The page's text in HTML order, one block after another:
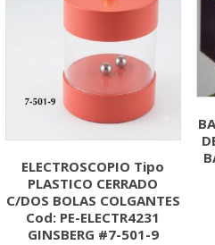
ELECTROSCOPIO Tipo
PLASTICO CERRADO
C/DOS BOLAS COLGANTES
Cod: PE-ELECTR4231
GINSBERG #7-501-9